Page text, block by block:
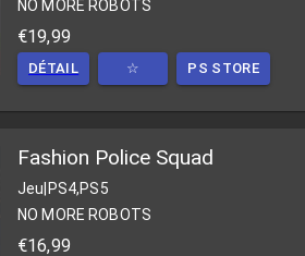
NO MORE ROBOTS
€19,99
DÉTAIL ☆ PS STORE
Fashion Police Squad
Jeu|PS4,PS5
NO MORE ROBOTS
€16,99